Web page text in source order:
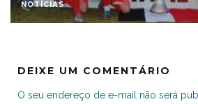
NOTÍCIAS
DEIXE UM COMENTÁRIO
O seu endereço de e-mail não será